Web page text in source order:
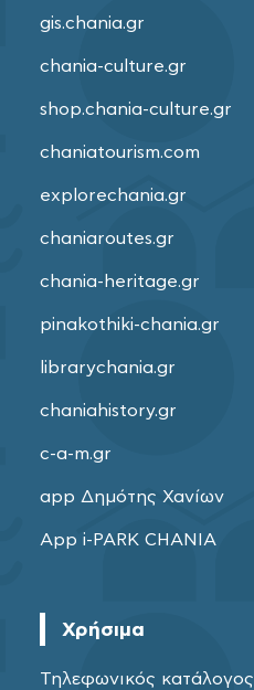
gis.chania.gr
chania-culture.gr
shop.chania-culture.gr
chaniatourism.com
explorechania.gr
chaniaroutes.gr
chania-heritage.gr
pinakothiki-chania.gr
librarychania.gr
chaniahistory.gr
c-a-m.gr
app Δημότης Χανίων
App i-PARK CHANIA
Χρήσιμα
Τηλεφωνικός κατάλογος